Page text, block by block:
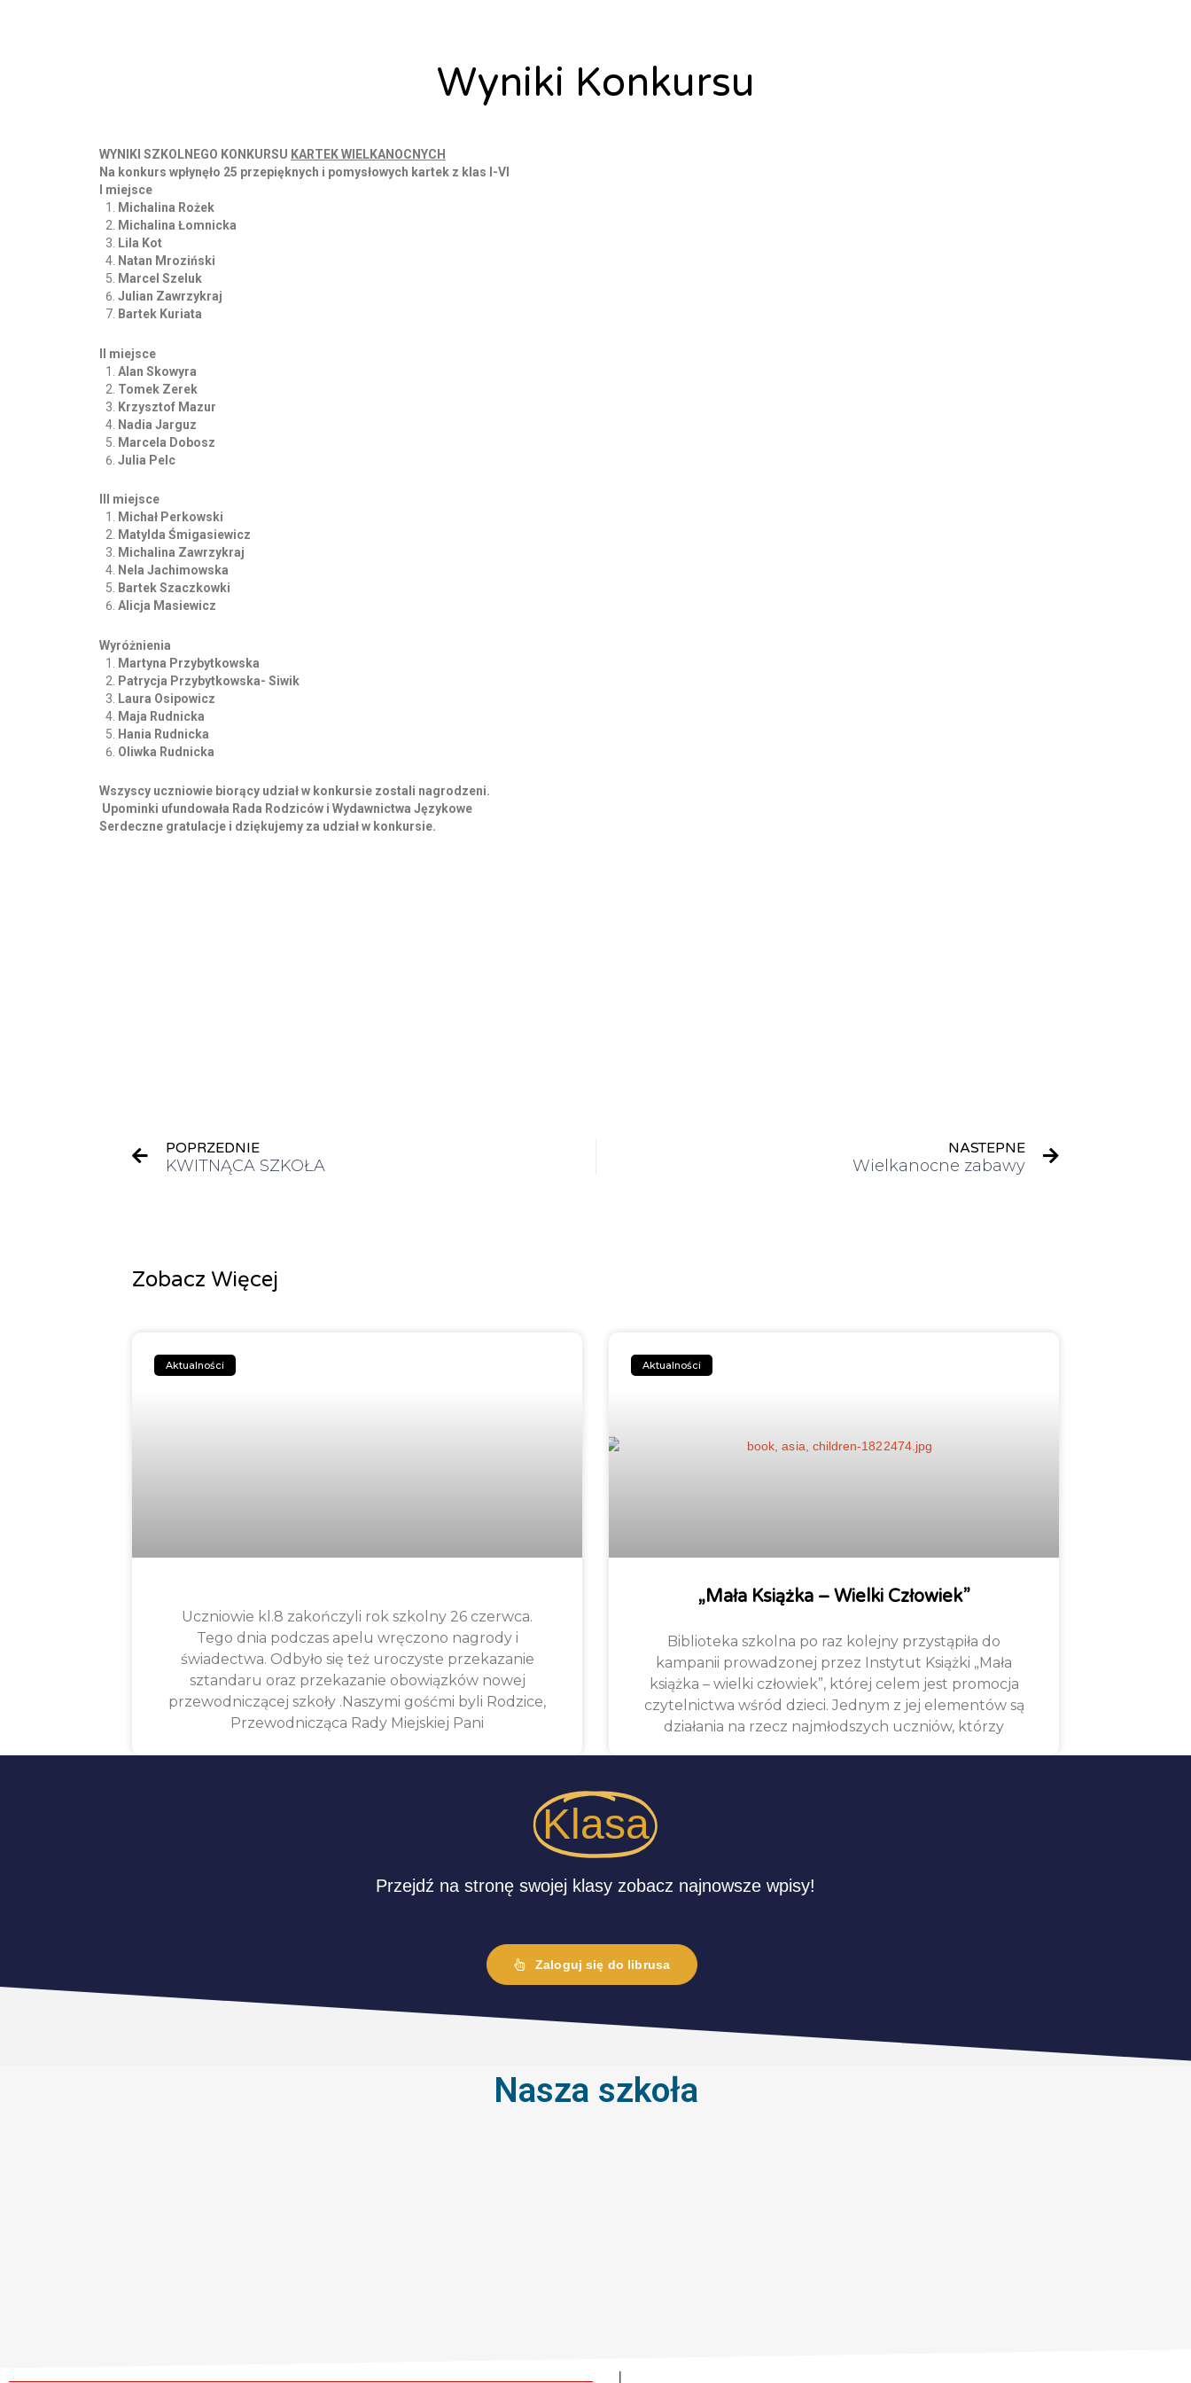
Wyniki Konkursu
WYNIKI SZKOLNEGO KONKURSU KARTEK WIELKANOCNYCH
Na konkurs wpłynęło 25 przepięknych i pomysłowych kartek z klas I-VI
I miejsce
Michalina Rożek
Michalina Łomnicka
Lila Kot
Natan Mroziński
Marcel Szeluk
Julian Zawrzykraj
Bartek Kuriata
II miejsce
Alan Skowyra
Tomek Zerek
Krzysztof Mazur
Nadia Jarguz
Marcela Dobosz
Julia Pelc
III miejsce
Michał Perkowski
Matylda Śmigasiewicz
Michalina Zawrzykraj
Nela Jachimowska
Bartek Szaczkowki
Alicja Masiewicz
Wyróżnienia
Martyna Przybytkowska
Patrycja Przybytkowska- Siwik
Laura Osipowicz
Maja Rudnicka
Hania Rudnicka
Oliwka Rudnicka
Wszyscy uczniowie biorący udział w konkursie zostali nagrodzeni.
Upominki ufundowała Rada Rodziców i Wydawnictwa Językowe
Serdeczne gratulacje i dziękujemy za udział w konkursie.
POPRZEDNIE
KWITNĄCA SZKOŁA
NASTEPNE
Wielkanocne zabawy
Zobacz Więcej
Aktualności
Uczniowie kl.8 zakończyli rok szkolny 26 czerwca.
Tego dnia podczas apelu wręczono nagrody i
świadectwa. Odbyło się też uroczyste przekazanie
sztandaru oraz przekazanie obowiązków nowej
przewodniczącej szkoły .Naszymi gośćmi byli Rodzice,
Przewodnicząca Rady Miejskiej Pani
Aktualności
„Mała Książka – Wielki Człowiek”
Biblioteka szkolna po raz kolejny przystąpiła do
kampanii prowadzonej przez Instytut Książki „Mała
książka – wielki człowiek”, której celem jest promocja
czytelnictwa wśród dzieci. Jednym z jej elementów są
działania na rzecz najmłodszych uczniów, którzy
Klasa
Przejdź na stronę swojej klasy zobacz najnowsze wpisy!
Zaloguj się do librusa
Nasza szkoła